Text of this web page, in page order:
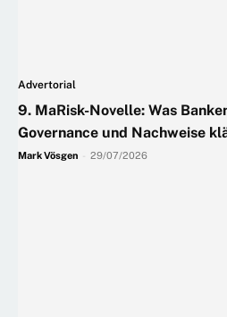
Advertorial
9. MaRisk-Novelle: Was
Governance und Nachweise
Mark Vösgen 29/07/2026